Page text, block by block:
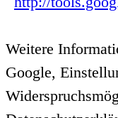
Weitere
Google,